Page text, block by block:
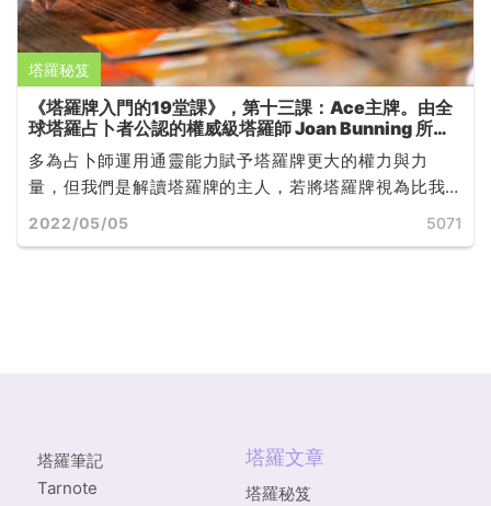
塔羅秘笈
《塔羅牌入門的19堂課》，第十三課：Ace主牌。由全
球塔羅占卜者公認的權威級塔羅師 Joan Bunning 所撰
寫
多為占卜師運用通靈能力賦予塔羅牌更大的權力與力
量，但我們是解讀塔羅牌的主人，若將塔羅牌視為比我
們的意志更高的存在，反而意味了將命運交由未知的
2022/05/05 5071
塔羅筆記
Tarnote
塔羅文章
塔羅秘笈